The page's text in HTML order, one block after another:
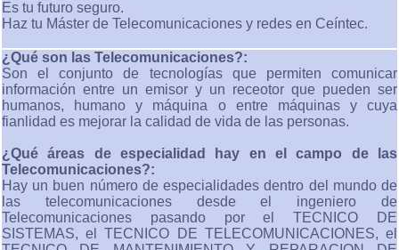
Es tu futuro seguro.
Haz tu Máster de Telecomunicaciones y redes en Ceíntec.
¿Qué son las Telecomunicaciones?:
Son el conjunto de tecnologías que permiten comunicar
información entre un emisor y un receotor que pueden ser
humanos, humano y máquina o entre máquinas y cuya
fianlidad es mejorar la calidad de vida de las personas.
¿Qué áreas de especialidad hay en el campo de las
Telecomunicaciones?:
Hay un buen número de especialidades dentro del mundo de
las telecomunicaciones desde el ingeniero de
Telecomunicaciones pasando por el TECNICO DE
SISTEMAS, el TECNICO DE TELECOMUNICACIONES, el